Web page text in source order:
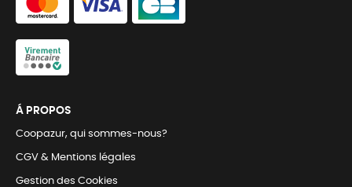
Á PROPOS
Coopazur, qui sommes-nous?
CGV & Mentions légales
Gestion des Cookies